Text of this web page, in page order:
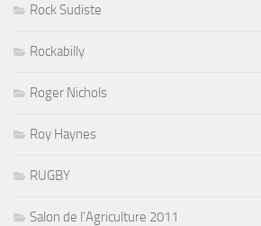
Rock Sudiste
Rockabilly
Roger Nichols
Roy Haynes
RUGBY
Salon de l'Agriculture 2011